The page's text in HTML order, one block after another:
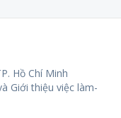
Hồ Chí Minh
Giới thiệu việc làm-